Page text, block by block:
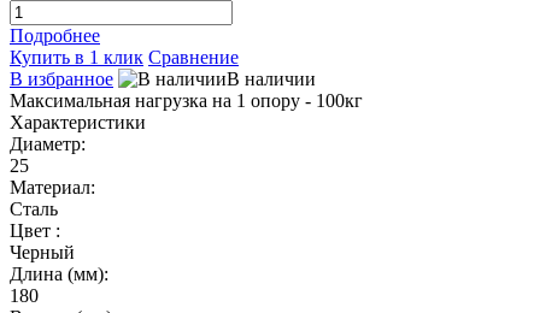
Подробнее
Купить в 1 клик Сравнение
В избранное
В наличии
Максимальная нагрузка на 1 опору - 100кг
Характеристики
Диаметр:
25
Материал:
Сталь
Цвет :
Черный
Длина (мм):
180